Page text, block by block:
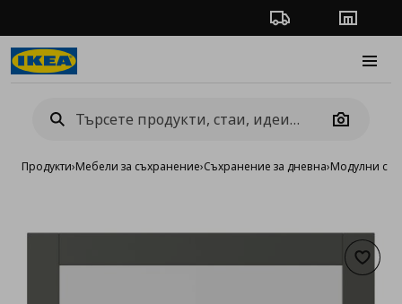
Проследяване на
Camera
Продукти›Мебели за съхранение›Съхранение за дневна›Модулни